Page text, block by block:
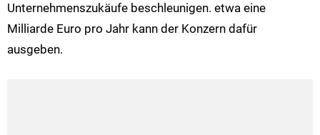
Unternehmenszukäufe beschleunigen. etwa eine
Milliarde Euro pro Jahr kann der Konzern dafür
ausgeben.